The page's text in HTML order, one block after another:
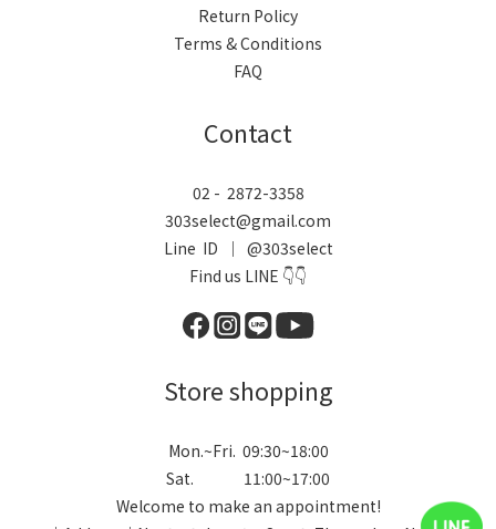
Return Policy
Terms & Conditions
FAQ
Contact
02 - 2872-3358
303select@gmail.com
Line ID ｜ @303select
Find us LINE 👇👇
Store shopping
Mon.~Fri. 09:30~18:00
Sat. 11:00~17:00
Welcome to make an appointment!